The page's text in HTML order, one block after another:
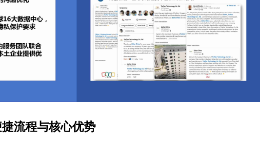
流程与核心优势